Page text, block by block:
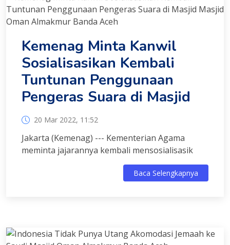
Kemenag Minta Kanwil
Sosialisasikan Kembali
Tuntunan Penggunaan
Pengeras Suara di Masjid
20 Mar 2022, 11:52
Jakarta (Kemenag) --- Kementerian Agama
meminta jajarannya kembali mensosialisasik
Baca Selengkapnya